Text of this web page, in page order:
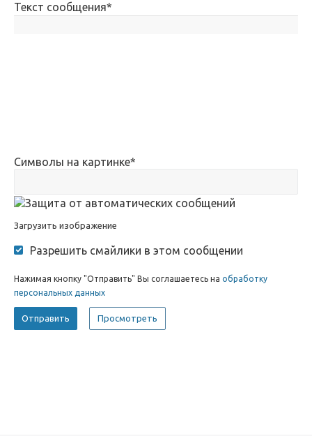
Текст сообщения*
Символы на картинке*
Загрузить изображение
Разрешить смайлики в этом сообщении
Нажимая кнопку "Отправить" Вы соглашаетесь на обработку
персональных данных